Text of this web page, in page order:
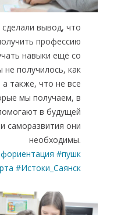
вывод, что
профессию
навыки ещё со
получилось, как
также, что не все
мы получаем, в
в будущей
саморазвития они
необходимы.
#пушк
#Истоки_Саянск